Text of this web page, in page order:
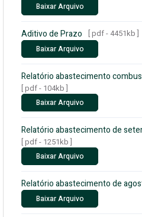
Baixar Arquivo
Aditivo de Prazo [ pdf - 4451kb ]
Baixar Arquivo
Relatório abastecimento
[ pdf - 104kb ]
Baixar Arquivo
Relatório abastecimento de
[ pdf - 1251kb ]
Baixar Arquivo
Relatório abastecimento de
Baixar Arquivo